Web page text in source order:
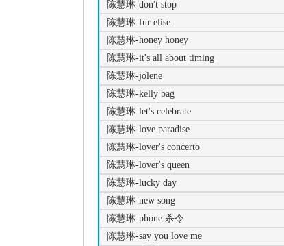
陈慧琳-don't stop
陈慧琳-fur elise
陈慧琳-honey honey
陈慧琳-it's all about timing
陈慧琳-jolene
陈慧琳-kelly bag
陈慧琳-let's celebrate
陈慧琳-love paradise
陈慧琳-lover's concerto
陈慧琳-lover's queen
陈慧琳-lucky day
陈慧琳-new song
陈慧琳-phone 杀令
陈慧琳-say you love me